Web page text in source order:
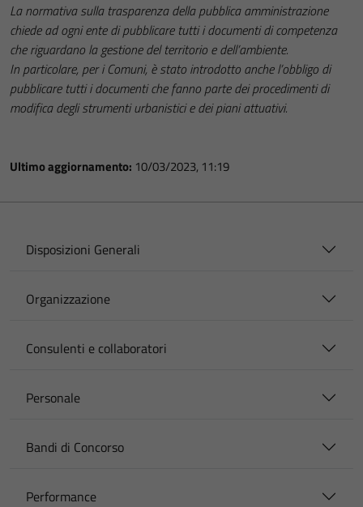
La normativa sulla trasparenza della pubblica amministrazione
chiede ad ogni ente di pubblicare tutti i documenti di competenza
che riguardano la gestione del territorio e dell’ambiente.
In particolare, per i Comuni, è stato introdotto anche l’obbligo di
pubblicare tutti i documenti che fanno parte dei procedimenti di
modifica degli strumenti urbanistici e dei piani attuativi.
Ultimo aggiornamento: 10/03/2023, 11:19
Disposizioni Generali
Organizzazione
Consulenti e collaboratori
Personale
Bandi di Concorso
Performance